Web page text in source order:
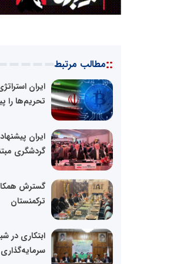
::مطالب مرتبط
ایران
تحریم‌ها را
ایران
گردشگری
گسترش
ترکمنستان
ابتکاری در